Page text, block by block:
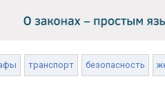
транспорт безопасность